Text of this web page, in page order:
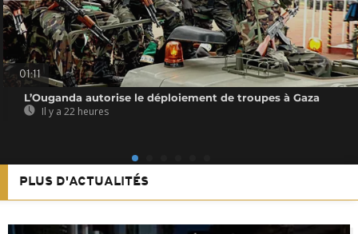
01:11
L’Ouganda autorise le déploiement de troupes à Gaza
Il y a 22 heures
PLUS D'ACTUALITÉS